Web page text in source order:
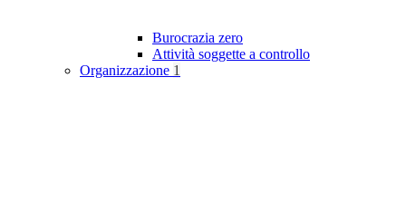
Burocrazia zero
Attività soggette a controllo
Organizzazione 1